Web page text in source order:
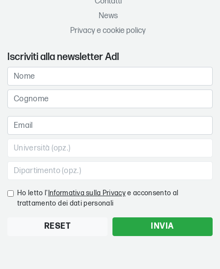
News
Privacy e cookie policy
Iscriviti alla newsletter AdI
Ho letto l'Informativa sulla Privacye acconsento al
trattamento dei dati personali
RESET INVIA